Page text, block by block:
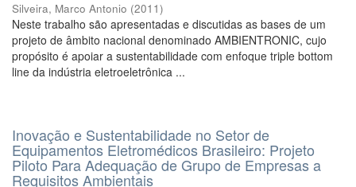
Silveira, Marco Antonio (2011)
Neste trabalho são apresentadas e discutidas as bases de um
projeto de âmbito nacional denominado AMBIENTRONIC, cujo
propósito é apoiar a sustentabilidade com enfoque triple bottom
line da indústria eletroeletrônica ...
Inovação e Sustentabilidade no Setor de
Equipamentos Eletromédicos Brasileiro: Projeto
Piloto Para Adequação de Grupo de Empresas a
Requisitos Ambientais